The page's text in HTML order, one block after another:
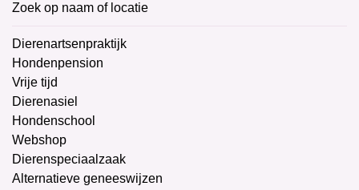
Zoek op naam of locatie
Dierenartsenpraktijk
Hondenpension
Vrije tijd
Dierenasiel
Hondenschool
Webshop
Dierenspeciaalzaak
Alternatieve geneeswijzen